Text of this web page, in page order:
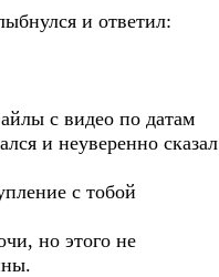
и ответил:
с видео по датам
и неуверенно сказал
с тобой
но этого не